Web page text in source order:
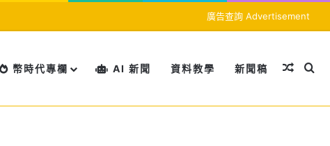
廣告查詢 Advertisement
幣時代專欄 AI 新聞 資料教學 新聞稿 隨機文
搜